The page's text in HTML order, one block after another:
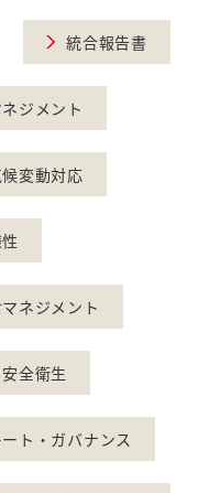
統合報告書
ジメント
変動対応
ネジメント
安全衛生
ト・ガバナンス